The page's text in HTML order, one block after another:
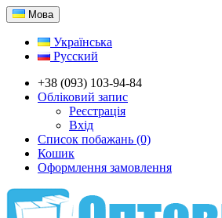
Мова
Українська
Русский
+38 (093) 103-94-84
Обліковий запис
Реєстрація
Вхід
Список побажань (0)
Кошик
Оформлення замовлення